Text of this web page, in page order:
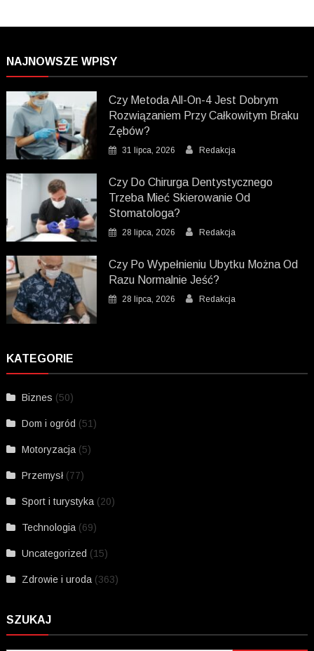
NAJNOWSZE WPISY
Czy Metoda All-On-4 Jest Dobrym
Rozwiązaniem Przy Całkowitym Braku
Zębów?
31 lipca, 2026 Redakcja
Czy Do Chirurga Dentystycznego
Trzeba Mieć Skierowanie Od
Stomatologa?
28 lipca, 2026 Redakcja
Czy Po Wypełnieniu Ubytku Można Od
Razu Normalnie Jeść?
28 lipca, 2026 Redakcja
KATEGORIE
Biznes (50)
Dom i ogród (51)
Motoryzacja (5)
Przemysł (77)
Sport i turystyka (20)
Technologia (69)
Uncategorized (15)
Zdrowie i uroda (363)
SZUKAJ